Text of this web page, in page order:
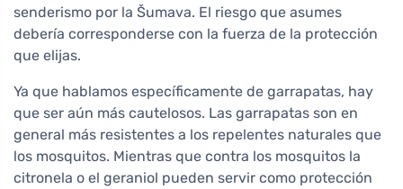
senderismo por la Šumava. El riesgo que asumes
debería corresponderse con la fuerza de la protección
que elijas.
Ya que hablamos específicamente de garrapatas, hay
que ser aún más cautelosos. Las garrapatas son en
general más resistentes a los repelentes naturales que
los mosquitos. Mientras que contra los mosquitos la
citronela o el geraniol pueden servir como protección